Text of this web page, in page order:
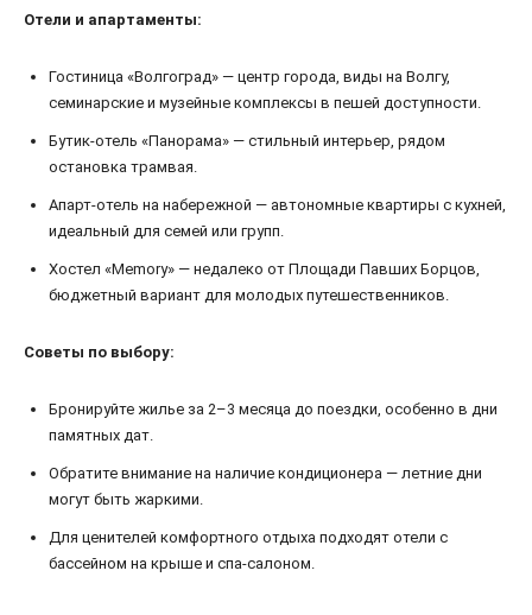
Отели и апартаменты:
Гостиница «Волгоград» — центр города, виды на Волгу,
семинарские и музейные комплексы в пешей доступности.
Бутик-отель «Панорама» — стильный интерьер, рядом
остановка трамвая.
Апарт-отель на набережной — автономные квартиры с кухней,
идеальный для семей или групп.
Хостел «Memory» — недалеко от Площади Павших Борцов,
бюджетный вариант для молодых путешественников.
Советы по выбору:
Бронируйте жилье за 2–3 месяца до поездки, особенно в дни
памятных дат.
Обратите внимание на наличие кондиционера — летние дни
могут быть жаркими.
Для ценителей комфортного отдыха подходят отели с
бассейном на крыше и спа-салоном.